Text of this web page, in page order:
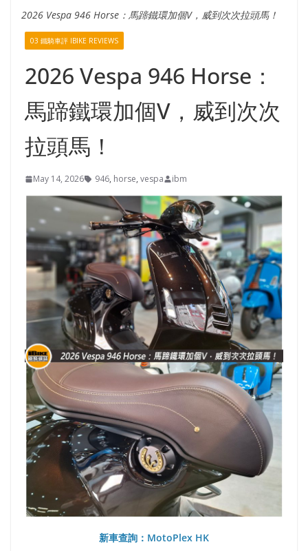
2026 Vespa 946 Horse：馬蹄鐵環加個V，威到次次拉頭馬！
03 鐵騎車評 IBIKE REVIEWS
2026 Vespa 946 Horse：
馬蹄鐵環加個V，威到次次
拉頭馬！
May 14, 2026 946, horse, vespa ibm
新車查詢：MotoPlex HK